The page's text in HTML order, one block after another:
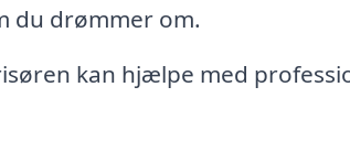
du drømmer om.
kan hjælpe med